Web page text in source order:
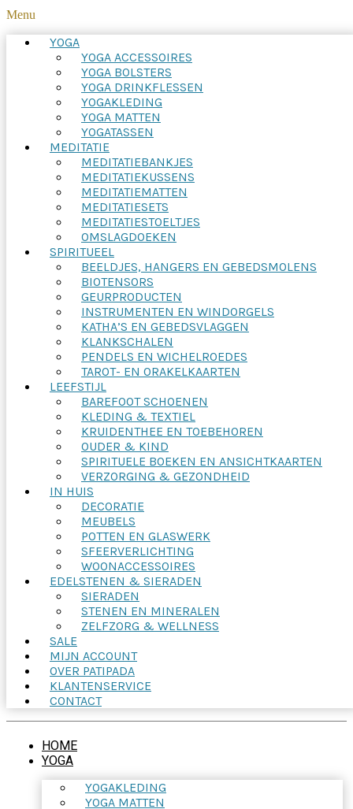
Menu
YOGA
YOGA ACCESSOIRES
YOGA BOLSTERS
YOGA DRINKFLESSEN
YOGAKLEDING
YOGA MATTEN
YOGATASSEN
MEDITATIE
MEDITATIEBANKJES
MEDITATIEKUSSENS
MEDITATIEMATTEN
MEDITATIESETS
MEDITATIESTOELTJES
OMSLAGDOEKEN
SPIRITUEEL
BEELDJES, HANGERS EN GEBEDSMOLENS
BIOTENSORS
GEURPRODUCTEN
INSTRUMENTEN EN WINDORGELS
KATHA’S EN GEBEDSVLAGGEN
KLANKSCHALEN
PENDELS EN WICHELROEDES
TAROT- EN ORAKELKAARTEN
LEEFSTIJL
BAREFOOT SCHOENEN
KLEDING & TEXTIEL
KRUIDENTHEE EN TOEBEHOREN
OUDER & KIND
SPIRITUELE BOEKEN EN ANSICHTKAARTEN
VERZORGING & GEZONDHEID
IN HUIS
DECORATIE
MEUBELS
POTTEN EN GLASWERK
SFEERVERLICHTING
WOONACCESSOIRES
EDELSTENEN & SIERADEN
SIERADEN
STENEN EN MINERALEN
ZELFZORG & WELLNESS
SALE
MIJN ACCOUNT
OVER PATIPADA
KLANTENSERVICE
CONTACT
HOME
YOGA
YOGAKLEDING
YOGA MATTEN